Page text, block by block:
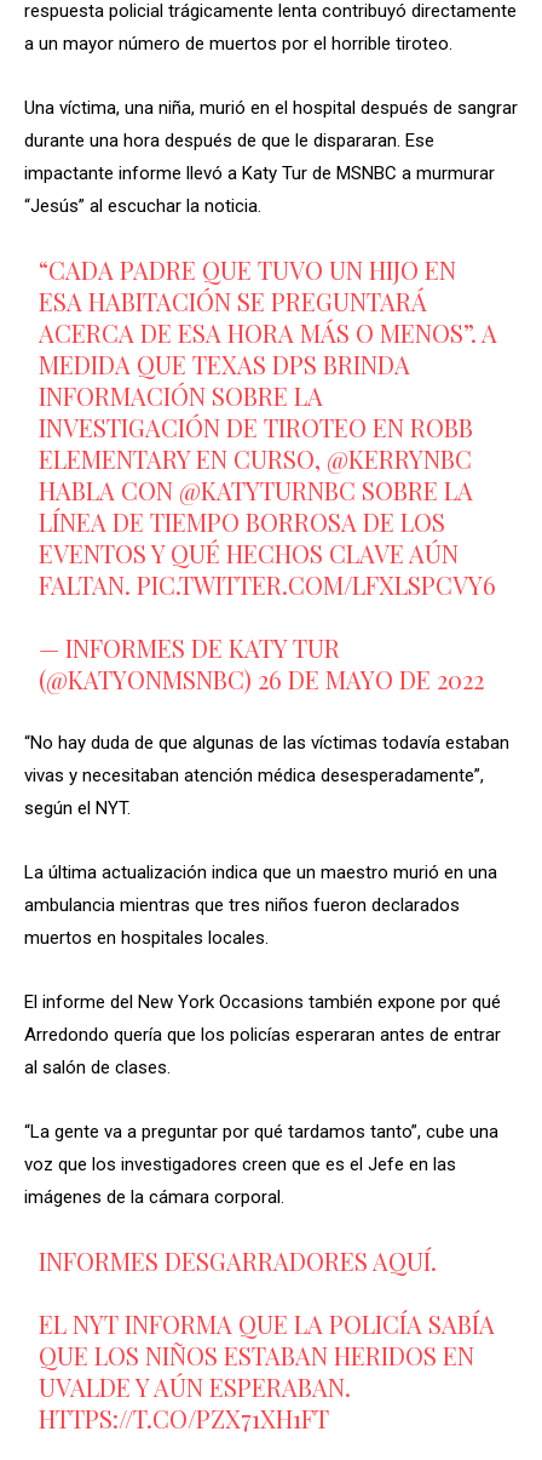
respuesta policial trágicamente lenta contribuyó directamente
a un mayor número de muertos por el horrible tiroteo.
Una víctima, una niña, murió en el hospital después de sangrar
durante una hora después de que le dispararan. Ese
impactante informe llevó a Katy Tur de MSNBC a murmurar
“Jesús” al escuchar la noticia.
“CADA PADRE QUE TUVO UN HIJO EN
ESA HABITACIÓN SE PREGUNTARÁ
ACERCA DE ESA HORA MÁS O MENOS”. A
MEDIDA QUE TEXAS DPS BRINDA
INFORMACIÓN SOBRE LA
INVESTIGACIÓN DE TIROTEO EN ROBB
ELEMENTARY EN CURSO, @KERRYNBC
HABLA CON @KATYTURNBC SOBRE LA
LÍNEA DE TIEMPO BORROSA DE LOS
EVENTOS Y QUÉ HECHOS CLAVE AÚN
FALTAN.PIC.TWITTER.COM/LFXLSPCVY6
— INFORMES DE KATY TUR
(@KATYONMSNBC) 26 DE MAYO DE 2022
“No hay duda de que algunas de las víctimas todavía estaban
vivas y necesitaban atención médica desesperadamente”,
según el NYT.
La última actualización indica que un maestro murió en una
ambulancia mientras que tres niños fueron declarados
muertos en hospitales locales.
El informe del New York Occasions también expone por qué
Arredondo quería que los policías esperaran antes de entrar
al salón de clases.
“La gente va a preguntar por qué tardamos tanto”, cube una
voz que los investigadores creen que es el Jefe en las
imágenes de la cámara corporal.
INFORMES DESGARRADORES AQUÍ.
EL NYT INFORMA QUE LA POLICÍA SABÍA
QUE LOS NIÑOS ESTABAN HERIDOS EN
UVALDE Y AÚN ESPERABAN.
HTTPS://T.CO/PZX71XH1FT